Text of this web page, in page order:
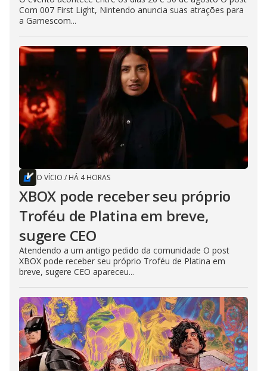
Com 007 First Light, Nintendo anuncia suas atrações para
a Gamescom...
O VÍCIO / HÁ 4 HORAS
XBOX pode receber seu próprio
Troféu de Platina em breve,
sugere CEO
Atendendo a um antigo pedido da comunidade O post
XBOX pode receber seu próprio Troféu de Platina em
breve, sugere CEO apareceu...